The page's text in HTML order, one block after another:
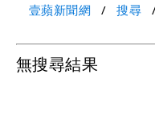
壹蘋新聞網 搜尋
無搜尋結果